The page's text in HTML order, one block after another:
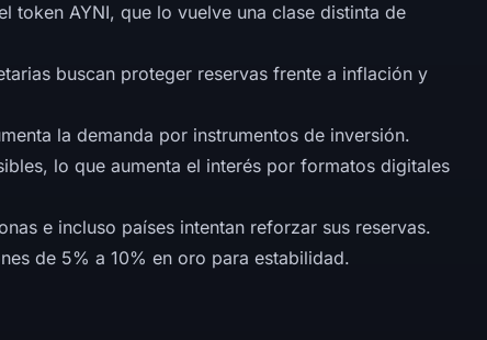
token AYNI, que lo vuelve una clase distinta de
buscan proteger reservas frente a inflación y
la demanda por instrumentos de inversión.
lo que aumenta el interés por formatos digitales
e incluso países intentan reforzar sus reservas.
de 5% a 10% en oro para estabilidad.